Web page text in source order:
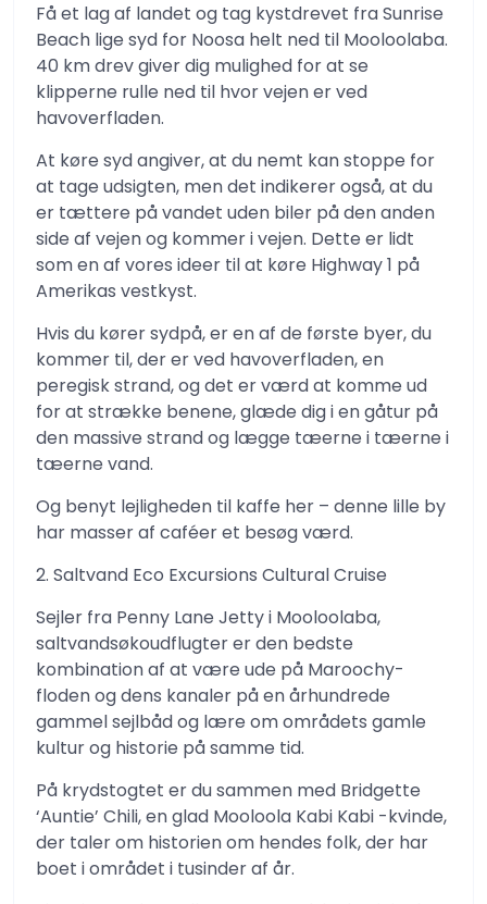
Få et lag af landet og tag kystdrevet fra Sunrise
Beach lige syd for Noosa helt ned til Mooloolaba.
40 km drev giver dig mulighed for at se
klipperne rulle ned til hvor vejen er ved
havoverfladen.
At køre syd angiver, at du nemt kan stoppe for
at tage udsigten, men det indikerer også, at du
er tættere på vandet uden biler på den anden
side af vejen og kommer i vejen. Dette er lidt
som en af ​​vores ideer til at køre Highway 1 på
Amerikas vestkyst.
Hvis du kører sydpå, er en af ​​de første byer, du
kommer til, der er ved havoverfladen, en
peregisk strand, og det er værd at komme ud
for at strække benene, glæde dig i en gåtur på
den massive strand og lægge tæerne i tæerne i
tæerne vand.
Og benyt lejligheden til kaffe her – denne lille by
har masser af caféer et besøg værd.
2. Saltvand Eco Excursions Cultural Cruise
Sejler fra Penny Lane Jetty i Mooloolaba,
saltvandsøkoudflugter er den bedste
kombination af at være ude på Maroochy-
floden og dens kanaler på en århundrede
gammel sejlbåd og lære om områdets gamle
kultur og historie på samme tid.
På krydstogtet er du sammen med Bridgette
‘Auntie’ Chili, en glad Mooloola Kabi Kabi -kvinde,
der taler om historien om hendes folk, der har
boet i området i tusinder af år.